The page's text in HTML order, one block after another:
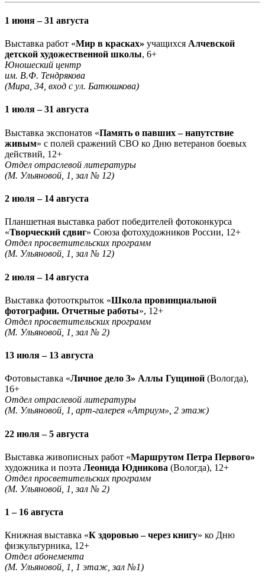
1 июня – 31 августа
Выставка работ «Мир в красках» учащихся Алчевской
детской художественной школы, 6+
Юношеский центр
им. В.Ф. Тендрякова
(Мира, 34, вход с ул. Батюшкова)
1 июля – 31 августа
Выставка экспонатов «Память о павших – напутствие
живым» с полей сражений СВО ко Дню ветеранов боевых
действий, 12+
Отдел отраслевой литературы
(М. Ульяновой, 1, зал № 12)
2 июля – 14 августа
Планшетная выставка работ победителей фотоконкурса
«Творческий сдвиг» Союза фотохудожников России, 12+
Отдел просветительских программ
(М. Ульяновой, 1, зал № 12)
2 июля – 14 августа
Выставка фотооткрыток «Школа провинциальной
фотографии. Отчетные работы», 12+
Отдел просветительских программ
(М. Ульяновой, 1, зал № 2)
13 июля – 13 августа
Фотовыставка «Личное дело 3» Аллы Гущиной (Вологда),
16+
Отдел отраслевой литературы
(М. Ульяновой, 1, арт-галерея «Атриум», 2 этаж)
22 июля – 5 августа
Выставка живописных работ «Маршрутом Петра Первого»
художника и поэта Леонида Юдникова (Вологда), 12+
Отдел просветительских программ
(М. Ульяновой, 1, зал № 2)
1 – 16 августа
Книжная выставка «К здоровью – через книгу» ко Дню
физкультурника, 12+
Отдел абонемента
(М. Ульяновой, 1, 1 этаж, зал №1)